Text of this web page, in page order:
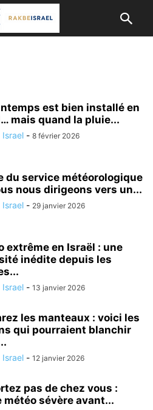
est bien installé en
mais quand la pluie...
Israel - 8 février 2026
du service météorologique
nous dirigeons vers un...
Israel - 29 janvier 2026
extrême en Israël : une
inédite depuis les
Israel - 13 janvier 2026
les manteaux : voici les
qui pourraient blanchir
Israel - 12 janvier 2026
pas de chez vous :
météo sévère avant...